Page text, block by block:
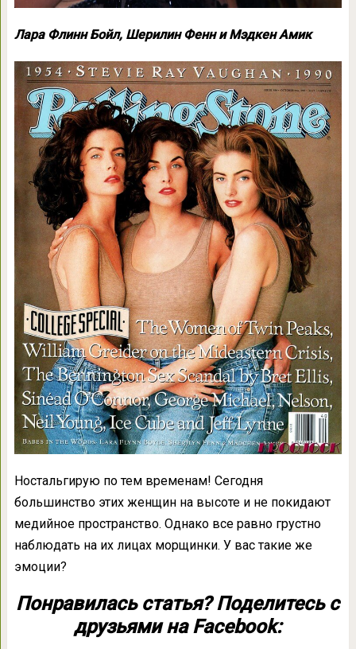
Лара Флинн Бойл, Шерилин Фенн и Мэдкен Амик
Ностальгирую по тем временам! Сегодня
большинство этих женщин на высоте и не покидают
медийное пространство. Однако все равно грустно
наблюдать на их лицах морщинки. У вас такие же
эмоции?
Понравилась статья? Поделитесь с
друзьями на Facebook: